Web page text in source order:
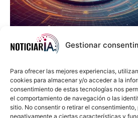
Gestionar
Para ofrecer las mejores experiencias,
cookies para almacenar y/o acceder a la
consentimiento de estas tecnologías nos
el comportamiento de navegación o las
sitio. No consentir o retirar el
negativamente a ciertas características y